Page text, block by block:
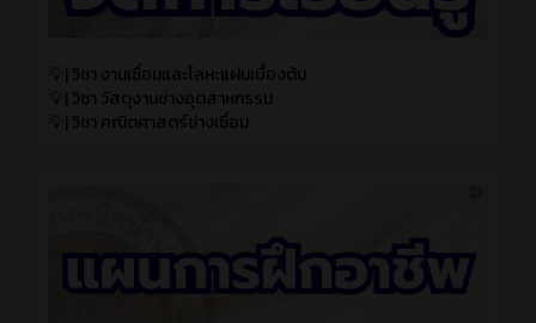
💡| วิชา งานเชื่อมและโลหะแผ่นเบื้องต้น
💡| วิชา วัสดุงานช่างอุตสาหกรรม
💡| วิชา คณิตศาสตร์ช่างเชื่อม